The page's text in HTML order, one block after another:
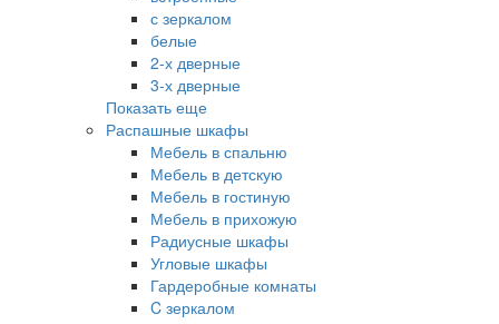
с зеркалом
белые
2-х дверные
3-х дверные
Показать еще
Распашные шкафы
Мебель в спальню
Мебель в детскую
Мебель в гостиную
Мебель в прихожую
Радиусные шкафы
Угловые шкафы
Гардеробные комнаты
C зеркалом